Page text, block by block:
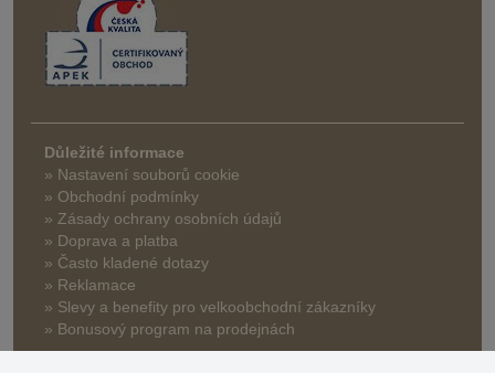
Důležité informace
» Nastavení souborů cookie
» Obchodní podmínky
» Zásady ochrany osobních údajů
» Doprava a platba
» Často kladené dotazy
» Reklamace
» Slevy a benefity pro velkoobchodní zákazníky
» Bonusový program na prodejnách